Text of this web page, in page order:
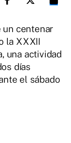
un centenar
la XXXII
una actividad
días
el sábado